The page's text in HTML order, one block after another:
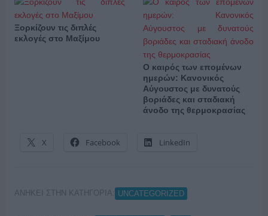
Ξορκίζουν τις διπλές
εκλογές στο Μαξίμου
Ο καιρός των επομένων
ημερών: Κανονικός
Αύγουστος με δυνατούς
βοριάδες και σταδιακή
άνοδο της θερμοκρασίας
X Facebook LinkedIn
ΑΝΗΚΕΙ ΣΤΗΝ ΚΑΤΗΓΟΡΙΑ: UNCATEGORIZED